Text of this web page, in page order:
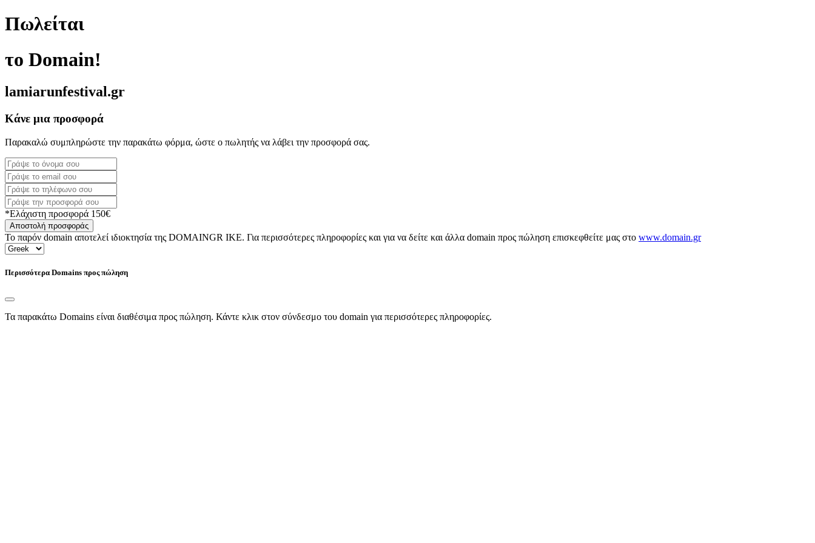
Πωλείται
το Domain!
lamiarunfestival.gr
Κάνε μια προσφορά
Παρακαλώ συμπληρώστε την παρακάτω φόρμα, ώστε ο πωλητής να λάβει την προσφορά σας.
*Ελάχιστη προσφορά 150€
Αποστολή προσφοράς
Το παρόν domain αποτελεί ιδιοκτησία της DOMAINGR ΙΚΕ. Για περισσότερες πληροφορίες και για να δείτε και άλλα domain προς πώληση επισκεφθείτε μας στο www.domain.gr
Περισσότερα Domains προς πώληση
Τα παρακάτω Domains είναι διαθέσιμα προς πώληση. Κάντε κλικ στον σύνδεσμο του domain για περισσότερες πληροφορίες.